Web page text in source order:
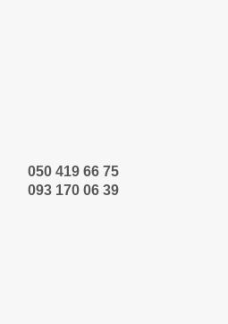
050 419 66 75
093 170 06 39